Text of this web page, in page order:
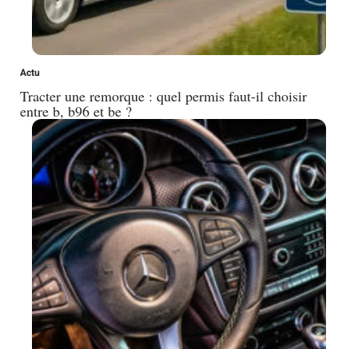
Actu
Tracter une remorque : quel permis faut-il choisir
entre b, b96 et be ?